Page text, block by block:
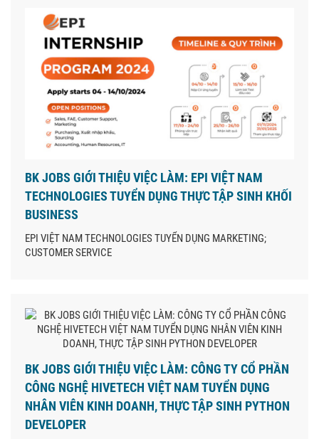
BK JOBS GIỚI THIỆU VIỆC LÀM: EPI VIỆT NAM
TECHNOLOGIES TUYỂN DỤNG THỰC TẬP SINH KHỐI
BUSINESS
EPI VIỆT NAM TECHNOLOGIES TUYỂN DỤNG MARKETING;
CUSTOMER SERVICE
BK JOBS GIỚI THIỆU VIỆC LÀM: CÔNG TY CỔ PHẦN
CÔNG NGHỆ HIVETECH VIỆT NAM TUYỂN DỤNG
NHÂN VIÊN KINH DOANH, THỰC TẬP SINH PYTHON
DEVELOPER